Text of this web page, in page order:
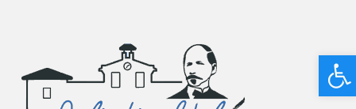
Deschide bara de unelte